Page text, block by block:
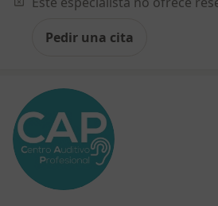
Pedir una cita